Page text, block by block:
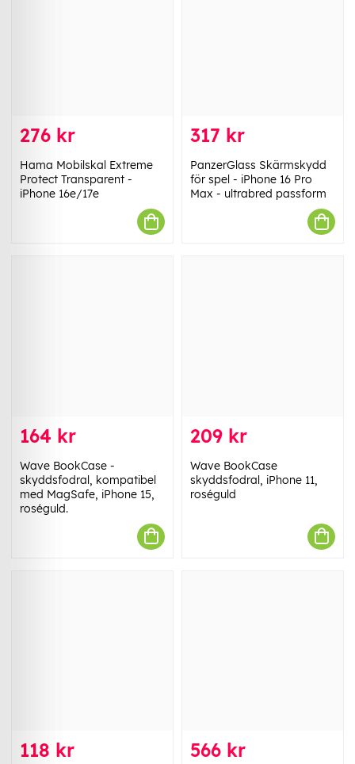
276 kr
Hama Mobilskal Extreme
Protect Transparent -
iPhone 16e/17e
317 kr
PanzerGlass Skärmskydd
för spel - iPhone 16 Pro
Max - ultrabred passform
164 kr
Wave BookCase -
skyddsfodral, kompatibel
med MagSafe, iPhone 15,
roséguld.
209 kr
Wave BookCase
skyddsfodral, iPhone 11,
roséguld
118 kr 566 kr